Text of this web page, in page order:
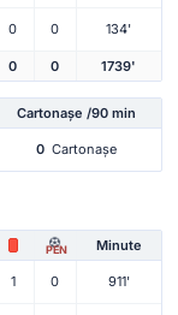
0 0 134'
0 0 1739'
Cartonașe /90 min
0 Cartonașe
PEN Minute
1 0 911'